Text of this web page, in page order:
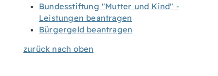
Bundesstiftung "Mutter und Kind" -
Leistungen beantragen
Bürgergeld beantragen
zurück nach oben